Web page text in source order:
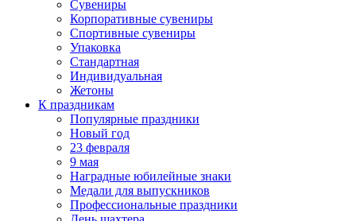
Сувениры
Корпоративные сувениры
Спортивные сувениры
Упаковка
Стандартная
Индивидуальная
Жетоны
К праздникам
Популярные праздники
Новый год
23 февраля
9 мая
Наградные юбилейные знаки
Медали для выпускников
Профессиональные праздники